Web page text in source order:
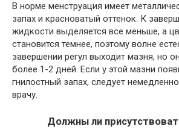
В норме менструация имеет
запах и красноватый оттенок. К
жидкости выделяется все меньше, а
становится темнее, поэтому волне
завершении регул выходит мазня, но
более 1-2 дней. Если у этой мазни
гнилостный запах, следует
врачу.
Должны ли